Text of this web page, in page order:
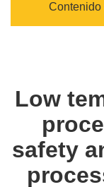
Contenido
Low
safety